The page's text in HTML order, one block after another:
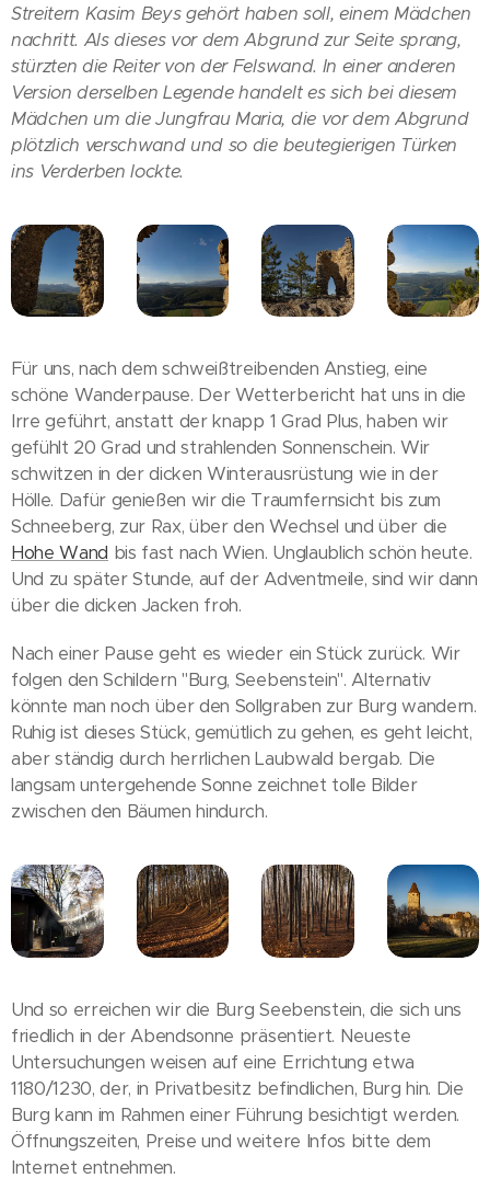
Streitern Kasim Beys gehört haben soll, einem Mädchen
nachritt. Als dieses vor dem Abgrund zur Seite sprang,
stürzten die Reiter von der Felswand. In einer anderen
Version derselben Legende handelt es sich bei diesem
Mädchen um die Jungfrau Maria, die vor dem Abgrund
plötzlich verschwand und so die beutegierigen Türken
ins Verderben lockte.
Für uns, nach dem schweißtreibenden Anstieg, eine
schöne Wanderpause. Der Wetterbericht hat uns in die
Irre geführt, anstatt der knapp 1 Grad Plus, haben wir
gefühlt 20 Grad und strahlenden Sonnenschein. Wir
schwitzen in der dicken Winterausrüstung wie in der
Hölle. Dafür genießen wir die Traumfernsicht bis zum
Schneeberg, zur Rax, über den Wechsel und über die
Hohe Wand bis fast nach Wien. Unglaublich schön heute.
Und zu später Stunde, auf der Adventmeile, sind wir dann
über die dicken Jacken froh.
Nach einer Pause geht es wieder ein Stück zurück. Wir
folgen den Schildern "Burg, Seebenstein". Alternativ
könnte man noch über den Sollgraben zur Burg wandern.
Ruhig ist dieses Stück, gemütlich zu gehen, es geht leicht,
aber ständig durch herrlichen Laubwald bergab. Die
langsam untergehende Sonne zeichnet tolle Bilder
zwischen den Bäumen hindurch.
Und so erreichen wir die Burg Seebenstein, die sich uns
friedlich in der Abendsonne präsentiert. Neueste
Untersuchungen weisen auf eine Errichtung etwa
1180/1230, der, in Privatbesitz befindlichen, Burg hin. Die
Burg kann im Rahmen einer Führung besichtigt werden.
Öffnungszeiten, Preise und weitere Infos bitte dem
Internet entnehmen.